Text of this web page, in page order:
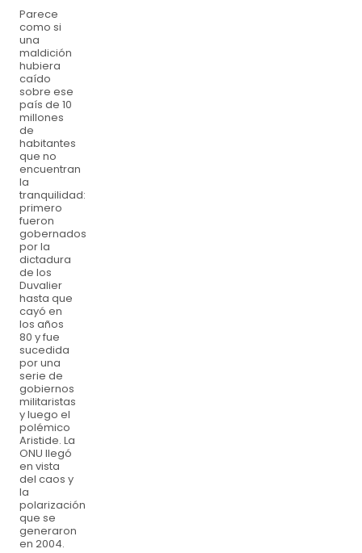
Parece
como si
una
maldición
hubiera
caído
sobre ese
país de 10
millones
de
habitantes
que no
encuentran
la
tranquilidad:
primero
fueron
gobernados
por la
dictadura
de los
Duvalier
hasta que
cayó en
los años
80 y fue
sucedida
por una
serie de
gobiernos
militaristas
y luego el
polémico
Aristide. La
ONU llegó
en vista
del caos y
la
polarización
que se
generaron
en 2004.